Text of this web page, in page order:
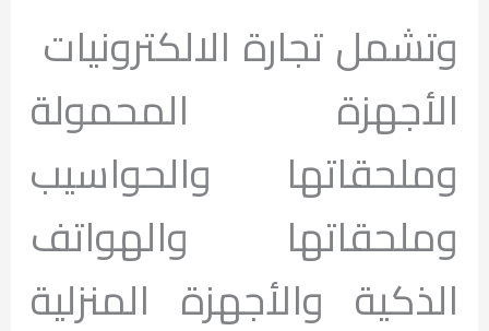
وتشمل تجارة الالكترونيات
الأجهزة المحمولة
وملحقاتها والحواسيب
وملحقاتها والهواتف
الذكية والأجهزة المنزلية